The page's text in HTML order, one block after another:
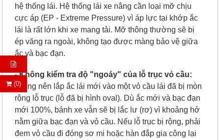
(0)
hệ thống lái. Hệ thống lái xe nâng cần loại mỡ chịu
cực áp (EP - Extreme Pressure) vì áp lực tại khớp ắc
lái là rất lớn khi xe mang tải. Mỡ thông thường sẽ bị
ép văng ra ngoài, không tạo được màng bảo vệ giữa
ắc và bạc đạn.
- Không kiểm tra độ "ngoáy" của lỗ trục vỏ cầu:
không nên lắp ắc lái mới vào một vỏ cầu lái đã bị mòn
rộng lỗ trục (lỗ đã bị hình oval). Dù ắc mới và bạc đạn
mới 100%, bánh xe vẫn sẽ bị lắc lư (rơ) vì khoảng hở
nằm giữa bạc đạn và vỏ cầu. Nếu lỗ trục bị rộng, phải
đem vỏ cầu đi đóng sơ mi hoặc hàn đắp gia công lại